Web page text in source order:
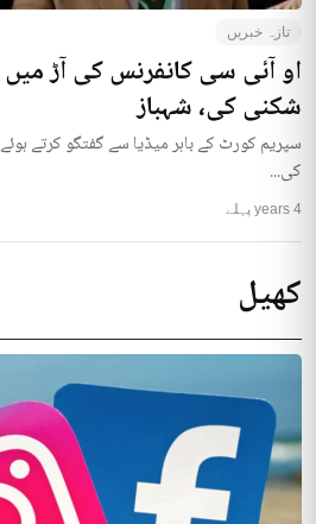
تازہ خبریں
او آئی سی کانفرنس کی آڑ میں
شکنی کی، شہباز
سپریم کورٹ کے باہر میڈیا سے گفتگو کرتے
کی...
4 years پہلے
کھیل